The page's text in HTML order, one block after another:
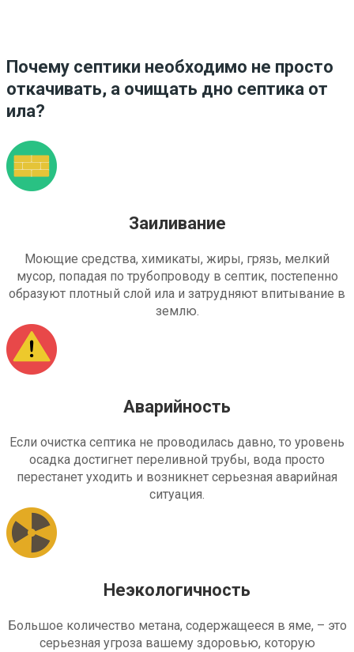
Почему септики необходимо не просто
откачивать, а очищать дно септика от
ила?
Заиливание
Моющие средства, химикаты, жиры, грязь, мелкий
мусор, попадая по трубопроводу в септик, постепенно
образуют плотный слой ила и затрудняют впитывание в
землю.
Аварийность
Если очистка септика не проводилась давно, то уровень
осадка достигнет переливной трубы, вода просто
перестанет уходить и возникнет серьезная аварийная
ситуация.
Неэкологичность
Большое количество метана, содержащееся в яме, – это
серьезная угроза вашему здоровью, которую